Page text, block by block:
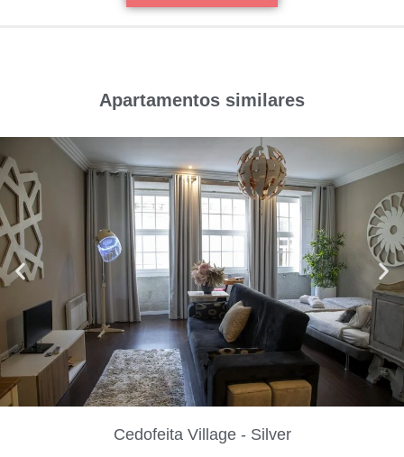
Apartamentos similares
Cedofeita Village - Silver